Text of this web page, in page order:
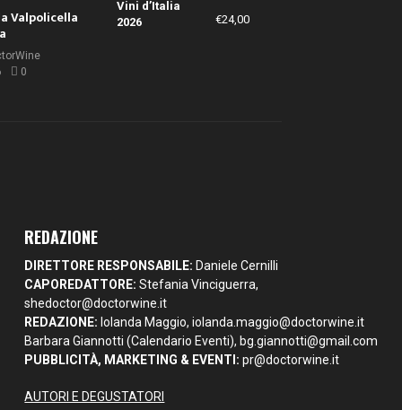
Valpolicella
0
€24,00
REDAZIONE
DIRETTORE RESPONSABILE: Daniele Cernilli
CAPOREDATTORE: Stefania Vinciguerra,
shedoctor@doctorwine.it
REDAZIONE: Iolanda Maggio,iolanda.maggio@doctorwine.it
Barbara Giannotti (Calendario Eventi), bg.giannotti@gmail.com
PUBBLICITÀ, MARKETING & EVENTI: pr@doctorwine.it
AUTORI E DEGUSTATORI